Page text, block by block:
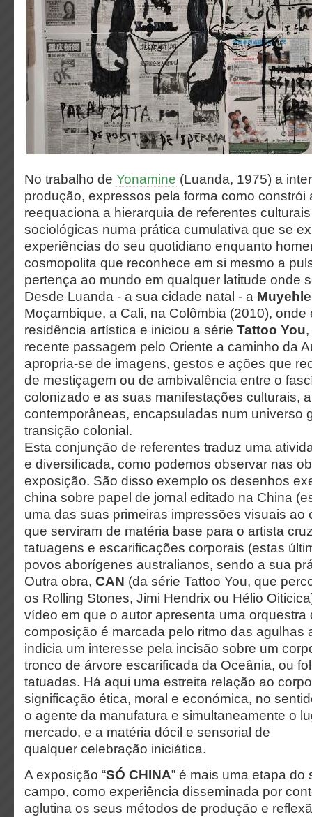
No trabalho de Yonamine (Luanda, 1975) a
produção, expressos pela forma como constrói
reequaciona a hierarquia de referentes
sociológicas numa prática cumulativa que se
experiências do seu quotidiano enquanto
cosmopolita que reconhece em si mesmo a
pertença ao mundo em qualquer latitude onde
Desde Luanda - a sua cidade natal - a
Moçambique, a Cali, na Colômbia (2010), onde
residência artística e iniciou a série Tattoo You
recente passagem pelo Oriente a caminho da
apropria-se de imagens, gestos e ações que
de mestiçagem ou de ambivalência entre o
colonizado e as suas manifestações culturais,
contemporâneas, encapsuladas num universo
transição colonial.
Esta conjunção de referentes traduz uma
e diversificada, como podemos observar nas
exposição. São disso exemplo os desenhos
china sobre papel de jornal editado na China
uma das suas primeiras impressões visuais ao
que serviram de matéria base para o artista
tatuagens e escarificações corporais (estas
povos aborígenes australianos, sendo a sua
Outra obra, CAN (da série Tattoo You, que
os Rolling Stones, Jimi Hendrix ou Hélio
vídeo em que o autor apresenta uma orquestra
composição é marcada pelo ritmo das agulhas
indicia um interesse pela incisão sobre um
tronco de árvore escarificada da Oceânia, ou
tatuadas. Há aqui uma estreita relação ao
significação ética, moral e económica, no
o agente da manufatura e simultaneamente o
mercado, e a matéria dócil e sensorial de
qualquer celebração iniciática.
A exposição “SÓ CHINA” é mais uma etapa do
campo, como experiência disseminada por
aglutina os seus métodos de produção e